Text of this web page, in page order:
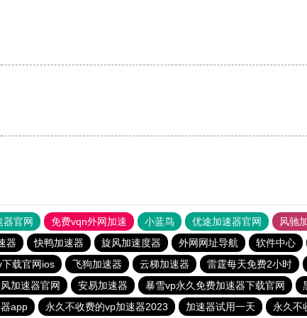
器官网 免费vqn外网加速 小蓝鸟 优途加速器官网 风驰
器 快鸭加速器 旋风加速度器 外网网址导航 软件中心
载官网ios 飞狗加速器 云梯加速器 雷霆每天免费2小时
加速器官网 安易加速器 暴雪vp永久免费加速器下载官网
app 永久不收费的vp加速器2023 加速器试用一天 永久不